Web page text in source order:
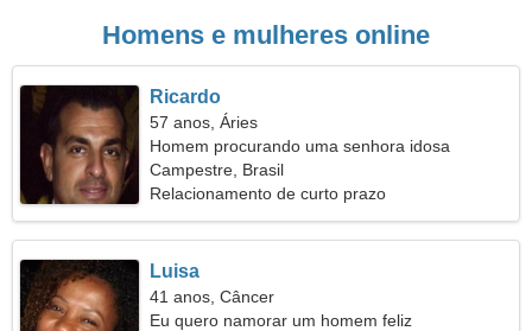
Homens e mulheres online
Ricardo
57 anos, Áries
Homem procurando uma senhora idosa
Campestre, Brasil
Relacionamento de curto prazo
Luisa
41 anos, Câncer
Eu quero namorar um homem feliz